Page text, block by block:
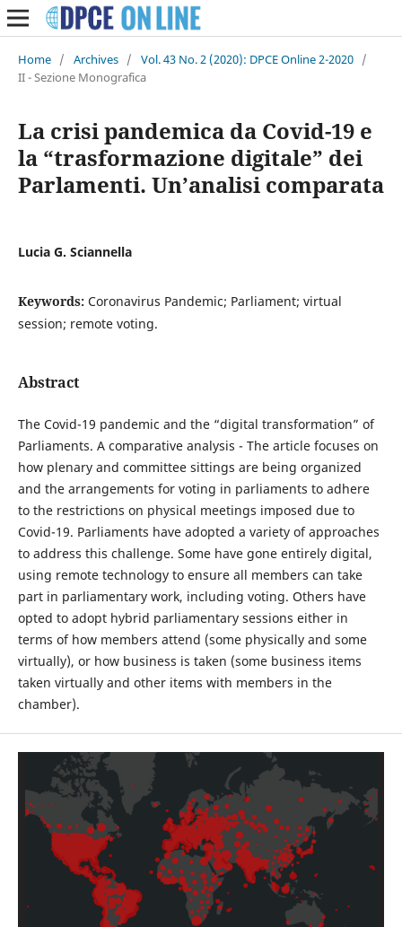
Home / Archives / Vol. 43 No. 2 (2020): DPCE Online 2-2020 /
II - Sezione Monografica
La crisi pandemica da Covid-19 e
la “trasformazione digitale” dei
Parlamenti. Un’analisi comparata
Lucia G. Sciannella
Keywords: Coronavirus Pandemic; Parliament; virtual
session; remote voting.
Abstract
The Covid-19 pandemic and the “digital transformation” of
Parliaments. A comparative analysis - The article focuses on
how plenary and committee sittings are being organized
and the arrangements for voting in parliaments to adhere
to the restrictions on physical meetings imposed due to
Covid-19. Parliaments have adopted a variety of approaches
to address this challenge. Some have gone entirely digital,
using remote technology to ensure all members can take
part in parliamentary work, including voting. Others have
opted to adopt hybrid parliamentary sessions either in
terms of how members attend (some physically and some
virtually), or how business is taken (some business items
taken virtually and other items with members in the
chamber).